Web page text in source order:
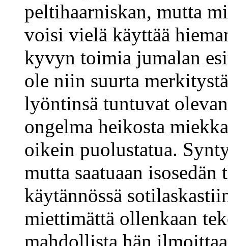
peltihaarniskan, mutta
voisi vielä käyttää
kyvyn toimia jumalan
ole niin suurta
lyöntinsä tuntuvat
ongelma heikosta
oikein puolustatua.
mutta saatuaan
käytännössä
miettimättä ollenkaan
mahdollista hän